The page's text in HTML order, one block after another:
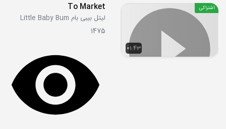
01:43
اشتراکی To Market
لیتل بیبی بام Little Baby Bum
1475